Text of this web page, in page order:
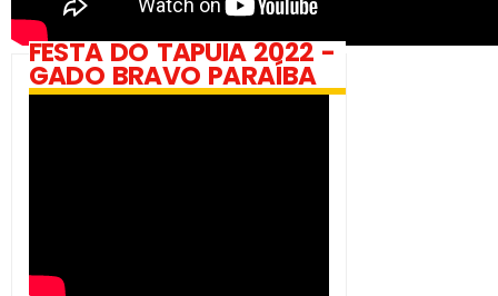
FESTA DO TAPUIA 2022 -
GADO BRAVO PARAÍBA